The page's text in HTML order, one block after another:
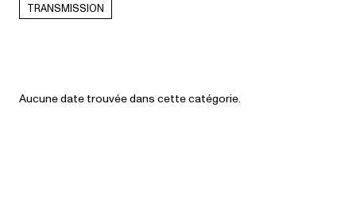
TRANSMISSION
Aucune date trouvée dans cette catégorie.